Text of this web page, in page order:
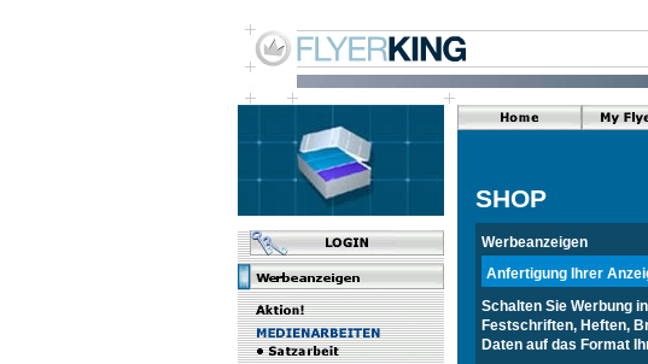
SHOP
Werbeanzeigen
Anfertigung Ihrer
Schalten Sie Werbung
Festschriften, Heften,
Daten auf das Format